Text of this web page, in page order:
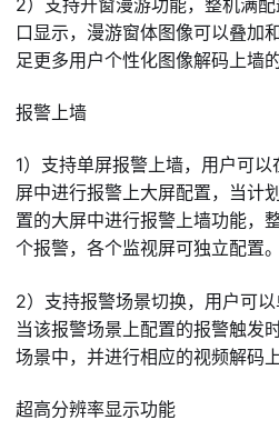
口显示，漫游窗体图像可以叠加
足更多用户个性化图像解码上墙的
报警上墙
1）支持单屏报警上墙，用户可
屏中进行报警上大屏配置，当计
置的大屏中进行报警上墙功能，
个报警，各个监视屏可独立配置。
2）支持报警场景切换，用户可以
当该报警场景上配置的报警触发
场景中，并进行相应的视频解码上
超高分辨率显示功能